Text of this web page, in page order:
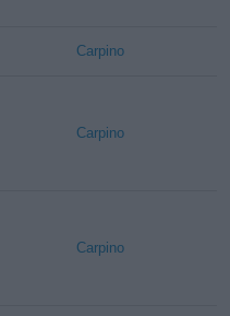
Carpino
Carpino
Carpino